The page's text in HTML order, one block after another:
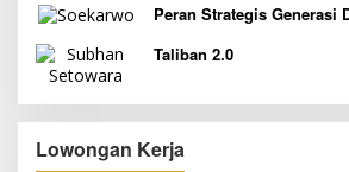
Peran Strategis Generasi
Taliban 2.0
Lowongan Kerja